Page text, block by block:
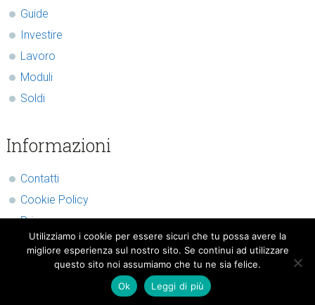
Guide
Investire
Lavoro
Moduli
Soldi
Informazioni
Contatti
Cookie Policy
Privacy
Utilizziamo i cookie per essere sicuri che tu possa avere la
migliore esperienza sul nostro sito. Se continui ad utilizzare
questo sito noi assumiamo che tu ne sia felice.
Ok
Leggi di più